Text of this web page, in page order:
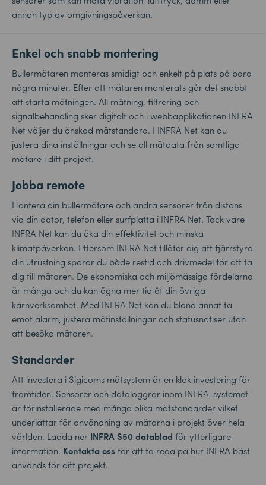
annan typ av omgivningspåverkan.
Enkel och snabb montering
Bullermätaren monteras smidigt och enkelt på plats på bara
några minuter. Efter att mätaren monterats går det snabbt
att starta mätningen. All mätning, filtrering och
signalbehandling sker digitalt och i webbapplikationen INFRA
Net väljer du önskad mätstandard. I INFRA Net kan du
justera dina inställningar och se all mätdata från samtliga
mätare i ditt projekt.
Jobba remote
Hantera din bullermätare och andra sensorer från distans
via din dator, telefon eller surfplatta i INFRA Net. Tack vare
INFRA Net kan du öka din effektivitet och minska
klimatpåverkan. Eftersom INFRA Net tillåter dig att fjärrstyra
din utrustning sparar du både restid och drivmedel för att ta
dig till mätaren. De ekonomiska och miljömässiga fördelarna
är många och du kan ägna mer tid åt din övriga
kärnverksamhet. Med INFRA Net kan du bland annat ta
emot alarm, justera mätinställningar och statusnotiser utan
att besöka mätaren.
Standarder
Att investera i Sigicoms mätsystem är en klok investering för
framtiden. Sensorer och dataloggrar inom INFRA-systemet
är förinstallerade med många olika mätstandarder vilket
underlättar för användning av mätarna i projekt över hela
världen. Ladda ner INFRA S50 datablad för ytterligare
information. Kontakta oss för att ta reda på hur INFRA bäst
används för ditt projekt.